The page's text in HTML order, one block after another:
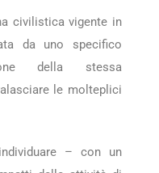
civilistica vigente in
da uno specifico
della stessa
le molteplici
– con un